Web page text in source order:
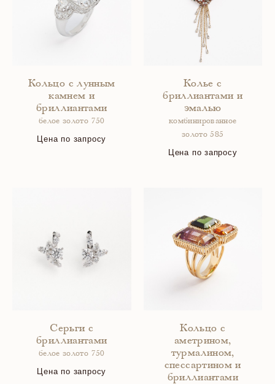
Кольцо с лунным
камнем и
бриллиантами
белое золото 750
Цена по запросу
Колье с
бриллиантами и
эмалью
комбинированное
золото 585
Цена по запросу
Серьги с
бриллиантами
белое золото 750
Цена по запросу
Кольцо с
аметрином,
турмалином,
спессартином и
бриллиантами